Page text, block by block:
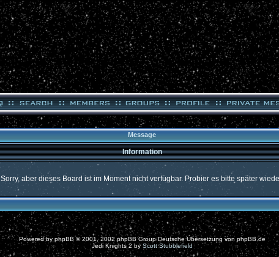
Message
Information
Sorry, aber dieses Board ist im Moment nicht verfügbar. Probier es bitte später
Powered by phpBB© 2001, 2002 phpBB Group Deutsche Übersetzung von phpBB.de
Jedi Knights 2 byScott Stubblefield